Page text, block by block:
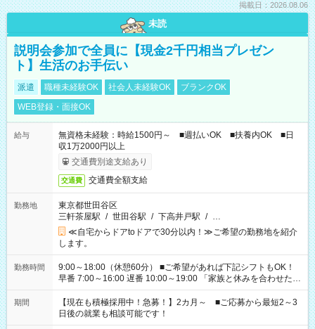
掲載日：2026.08.06
未読
説明会参加で全員に【現金2千円相当プレゼン
ト】生活のお手伝い
派遣 職種未経験OK 社会人未経験OK
ブランクOK
WEB登録・面接OK
給与
無資格未経験：時給1500円～ ■週払いOK ■扶養内OK ■日
収1万2000円以上
交通費別途支給あり
交通費 交通費全額支給
勤務地
東京都世田谷区
三軒茶屋駅 / 世田谷駅 / 下高井戸駅 / …
≪自宅からドアtoドアで30分以内！≫ご希望の勤務地を紹介
します。
勤務時間
9:00～18:00（休憩60分） ■ご希望があれば下記シフトもOK！
早番 7:00～16:00 遅番 10:00～19:00 「家族と休みを合わせた
い」 「余裕を持って夕飯の準備がしたい」 「できれば残業はし
たくない」 など、ご希望を教えてくださいね。 ※Wワーク希望
の方へ 今ご覧のお仕事で希望する勤務時間と、もう1つのお仕事
の勤務時間。 合計で週40時間を超える場合は応募できません。
期間
【現在も積極採用中！急募！】2カ月～ ■ご応募から最短2～3
日後の就業も相談可能です！